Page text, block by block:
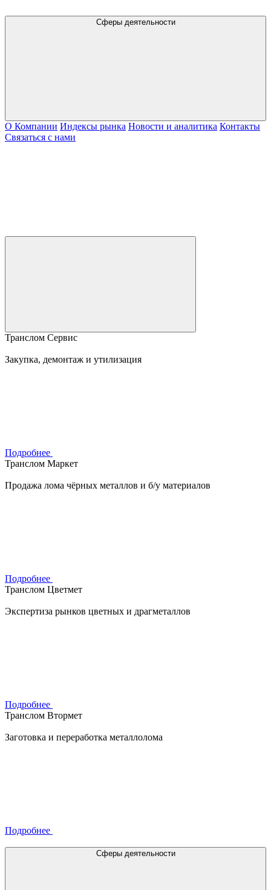
Сферы деятельности
О Компании Индексы рынка Новости и аналитика Контакты
Связаться с нами
Транслом Сервис
Закупка, демонтаж и утилизация
Подробнее
Транслом Маркет
Продажа лома чёрных металлов и б/у материалов
Подробнее
Транслом Цветмет
Экспертиза рынков цветных и драгметаллов
Подробнее
Транслом Втормет
Заготовка и переработка металлолома
Подробнее
Сферы деятельности